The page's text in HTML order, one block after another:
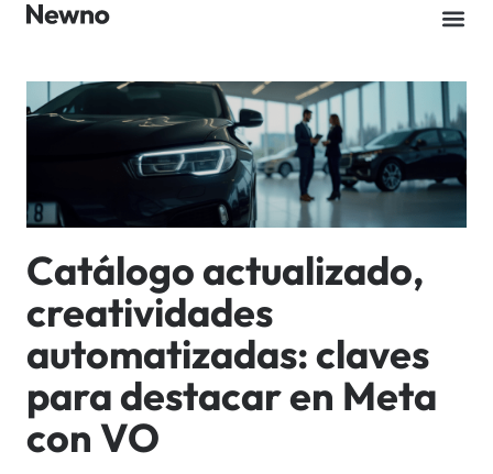
Catálogo actualizado,
creatividades
automatizadas: claves
para destacar en Meta
con VO